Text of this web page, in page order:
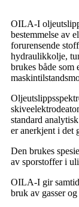
OILA-I
bestemmelse av
forurensende
hydraulikkolje,
brukes både
standard
er anerkjent i det
Den brukes
av sporstoffer i
OILA-I gir
bruk av gasser